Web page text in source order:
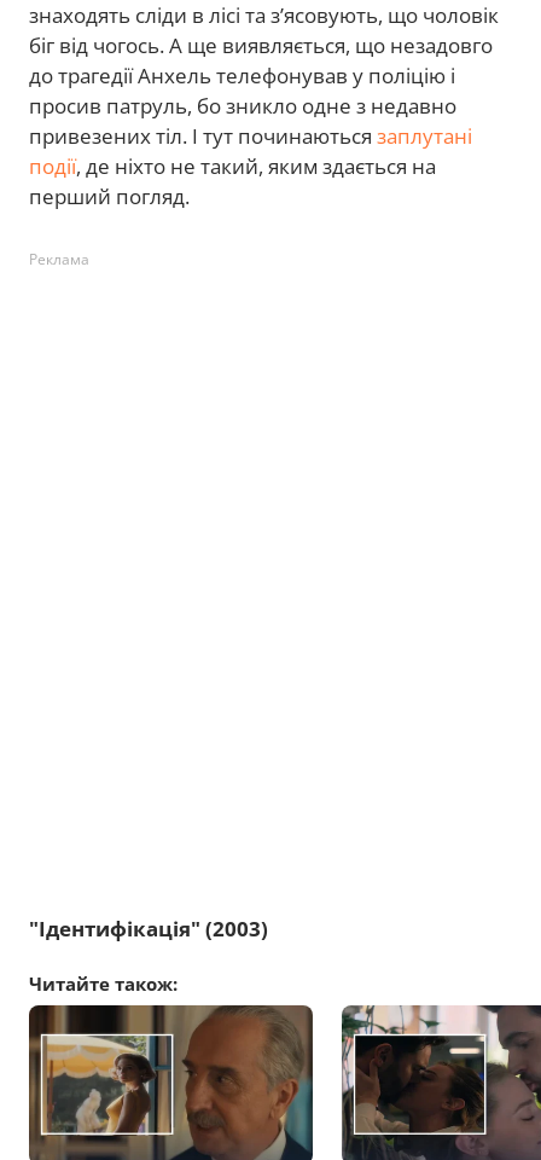
знаходять сліди в лісі та з’ясовують, що чоловік
біг від чогось. А ще виявляється, що незадовго
до трагедії Анхель телефонував у поліцію і
просив патруль, бо зникло одне з недавно
привезених тіл. І тут починаються заплутані
події, де ніхто не такий, яким здається на
перший погляд.
Реклама
"Ідентифікація" (2003)
Читайте також: